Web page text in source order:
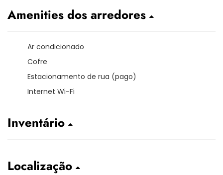
Amenities dos arredores
Ar condicionado
Cofre
Estacionamento de rua (pago)
Internet Wi-Fi
Inventário
Localização